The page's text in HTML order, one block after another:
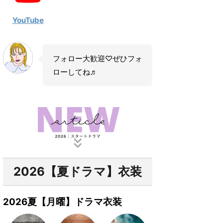
YouTube
フォロー大歓迎♡ぜひフォ
ローしてね♬
2026【夏ドラマ】衣装
2026夏【月曜】ドラマ衣装